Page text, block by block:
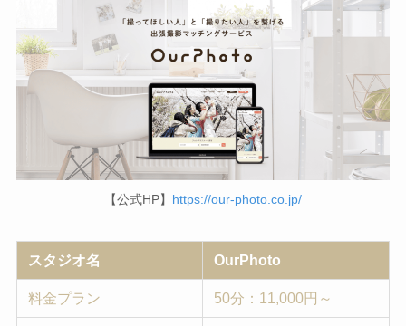
【公式HP】 https://our-photo.co.jp/
スタジオ名 OurPhoto
料金プラン 50分：11,000円～